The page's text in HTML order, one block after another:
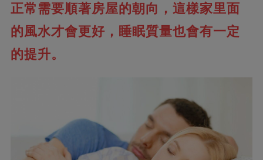
正常需要順著房屋的朝向，這樣家里面
的風水才會更好，睡眠質量也會有一定
的提升。